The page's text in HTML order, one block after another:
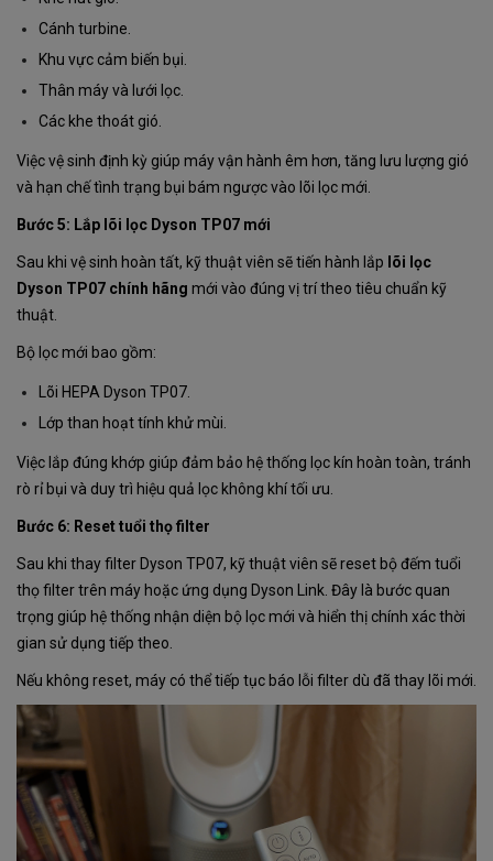
Cánh turbine.
Khu vực cảm biến bụi.
Thân máy và lưới lọc.
Các khe thoát gió.
Việc vệ sinh định kỳ giúp máy vận hành êm hơn, tăng lưu lượng gió
và hạn chế tình trạng bụi bám ngược vào lõi lọc mới.
Bước 5: Lắp lõi lọc Dyson TP07 mới
Sau khi vệ sinh hoàn tất, kỹ thuật viên sẽ tiến hành lắp lõi lọc
Dyson TP07 chính hãng mới vào đúng vị trí theo tiêu chuẩn kỹ
thuật.
Bộ lọc mới bao gồm:
Lõi HEPA Dyson TP07.
Lớp than hoạt tính khử mùi.
Việc lắp đúng khớp giúp đảm bảo hệ thống lọc kín hoàn toàn, tránh
rò rỉ bụi và duy trì hiệu quả lọc không khí tối ưu.
Bước 6: Reset tuổi thọ filter
Sau khi thay filter Dyson TP07, kỹ thuật viên sẽ reset bộ đếm tuổi
thọ filter trên máy hoặc ứng dụng Dyson Link. Đây là bước quan
trọng giúp hệ thống nhận diện bộ lọc mới và hiển thị chính xác thời
gian sử dụng tiếp theo.
Nếu không reset, máy có thể tiếp tục báo lỗi filter dù đã thay lõi mới.